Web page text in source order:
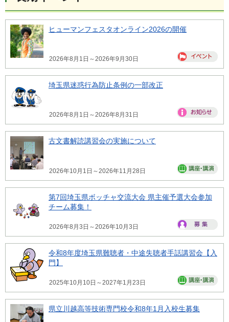
ヒューマンフェスタオンライン2026の開催
2026年8月1日～2026年9月30日
埼玉県迷惑行為防止条例の一部改正
2026年8月1日～2026年8月31日
古文書解読講習会の実施について
2026年10月1日～2026年11月28日
第7回埼玉県ボッチャ交流大会 県主催予選大会参加
チーム募集！
2026年8月3日～2026年10月3日
令和8年度埼玉県難聴者・中途失聴者手話講習会【入
門】
2025年10月10日～2027年1月23日
県立川越高等技術専門校令和8年1月入校生募集